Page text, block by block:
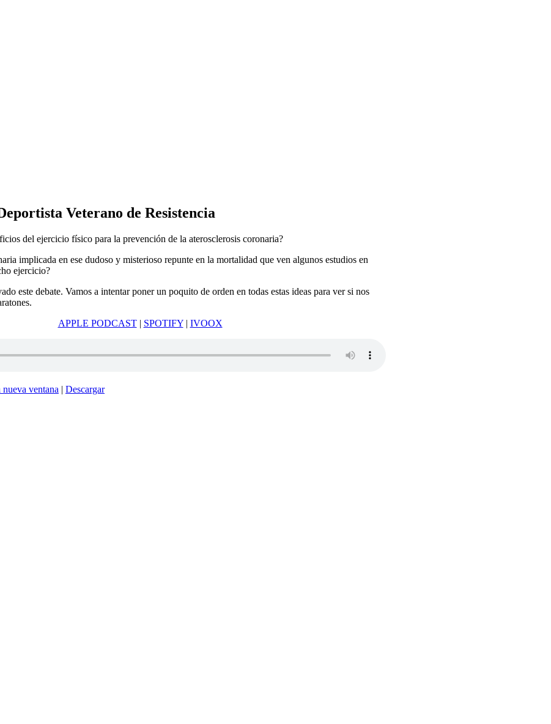
Veterano de Resistencia
del ejercicio físico para la prevención de la aterosclerosis coronaria?
implicada en ese dudoso y misterioso repunte en la mortalidad que ven algunos estudios en
ejercicio?
este debate. Vamos a intentar poner un poquito de orden en todas estas ideas para ver si nos
APPLE PODCAST| SPOTIFY| IVOOX
ventana | Descargar